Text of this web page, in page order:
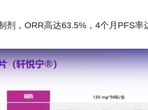
剂，ORR高达63.5%，4个月PFS率